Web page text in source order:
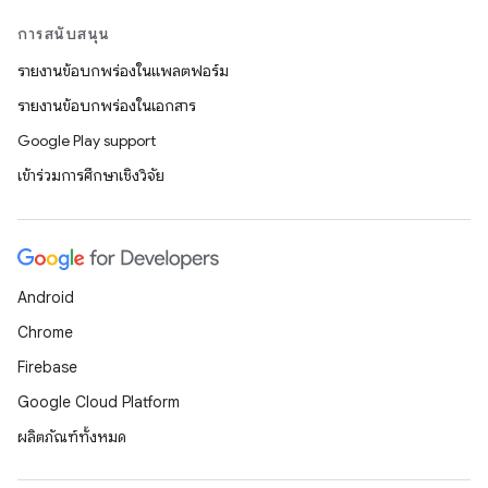
การสนับสนุน
รายงานข้อบกพร่องในแพลตฟอร์ม
รายงานข้อบกพร่องในเอกสาร
Google Play support
เข้าร่วมการศึกษาเชิงวิจัย
Android
Chrome
Firebase
Google Cloud Platform
ผลิตภัณฑ์ทั้งหมด